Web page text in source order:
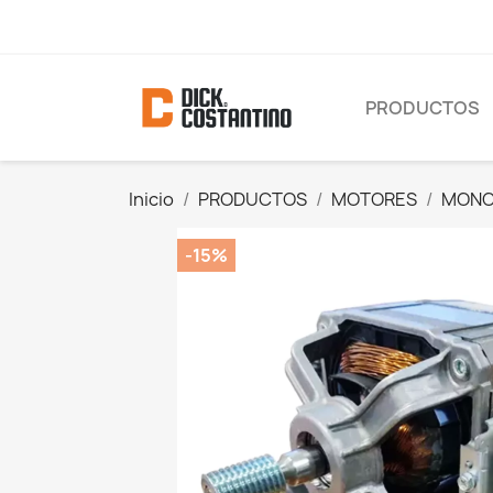
PRODUCTOS
Inicio PRODUCTOS MOTORES
-15%